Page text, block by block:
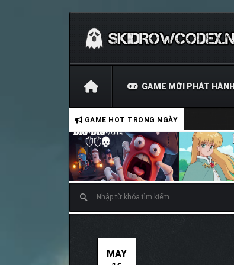
GAME MỚI PHÁT HÀNH
GAME HOT TRONG NGÀY
MAY